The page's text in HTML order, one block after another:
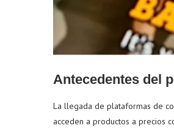
Antecedentes del
La llegada de plataformas de
acceden a productos a precios